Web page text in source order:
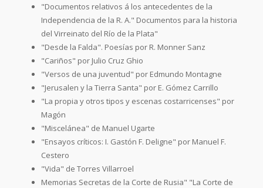
"Documentos relativos á los antecedentes de la
Independencia de la R. A." Documentos para la historia
del Virreinato del Río de la Plata"
"Desde la Falda". Poesías por R. Monner Sanz
"Cariños" por Julio Cruz Ghio
"Versos de una juventud" por Edmundo Montagne
"Jerusalen y la Tierra Santa" por E. Gómez Carrillo
"La propia y otros tipos y escenas costarricenses" por
Magón
"Miscelánea" de Manuel Ugarte
"Ensayos críticos: I. Gastón F. Deligne" por Manuel F.
Cestero
"Vida" de Torres Villarroel
Memorias Secretas de la Corte de Rusia" "La Corte de